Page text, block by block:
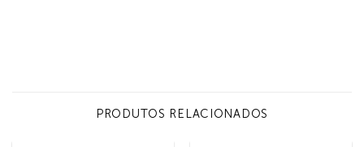
PRODUTOS RELACIONADOS